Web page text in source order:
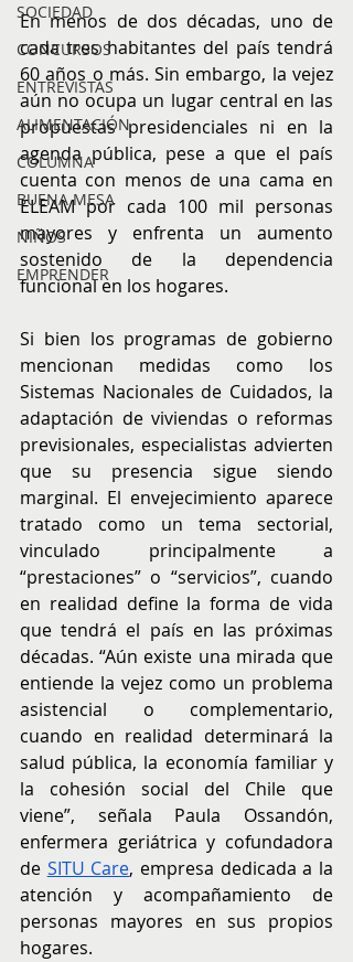
SOCIEDAD
CONCURSOS
ENTREVISTAS
ALIMENTACIÓN
COLUMNA
BUENA MESA
NIÑOS
EMPRENDER
En menos de dos décadas, uno de
cada tres habitantes del país tendrá
60 años o más. Sin embargo, la vejez
aún no ocupa un lugar central en las
propuestas presidenciales ni en la
agenda pública, pese a que el país
cuenta con menos de una cama en
ELEAM por cada 100 mil personas
mayores y enfrenta un aumento
sostenido de la dependencia
funcional en los hogares.
Si bien los programas de gobierno
mencionan medidas como los
Sistemas Nacionales de Cuidados, la
adaptación de viviendas o reformas
previsionales, especialistas advierten
que su presencia sigue siendo
marginal. El envejecimiento aparece
tratado como un tema sectorial,
vinculado principalmente a
“prestaciones” o “servicios”, cuando
en realidad define la forma de vida
que tendrá el país en las próximas
décadas. “Aún existe una mirada que
entiende la vejez como un problema
asistencial o complementario,
cuando en realidad determinará la
salud pública, la economía familiar y
la cohesión social del Chile que
viene”, señala Paula Ossandón,
enfermera geriátrica y cofundadora
de SITU Care, empresa dedicada a la
atención y acompañamiento de
personas mayores en sus propios
hogares.